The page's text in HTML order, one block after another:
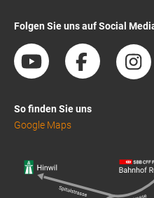
Folgen Sie uns auf Social
So finden Sie uns
Google Maps